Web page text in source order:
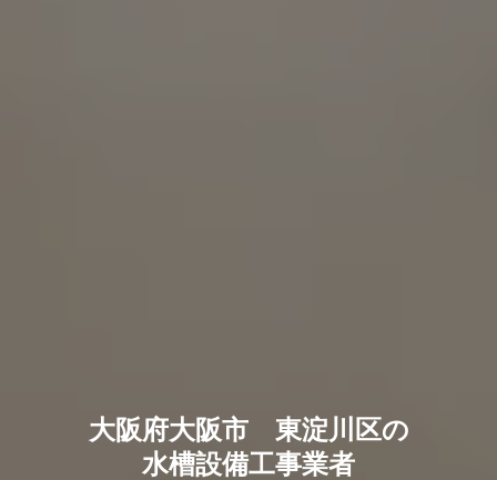
大阪府大阪市 東淀川区の
水槽設備工事業者